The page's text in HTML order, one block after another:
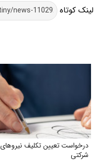
لینک کوتاه
درخواست تعیین تکلیف نیروهای
شرکتی